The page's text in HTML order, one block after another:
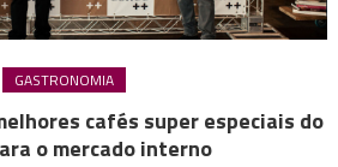
GASTRONOMIA
cafés super especiais do
o mercado interno